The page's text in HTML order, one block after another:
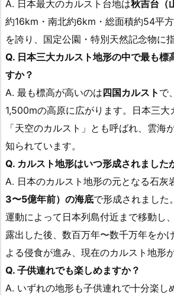
A. 日本最大のカルスト台地は秋吉台（
約16km・南北約6km・総面積約54平
を誇り、国定公園・特別天然記念物に
Q. 日本三大カルスト地形の中で最も標
すか？
A. 最も標高が高いのは四国カルスト で
1,500mの高原に広がります。日本三大
「天空のカルスト」とも呼ばれ、雲海
知られています。
Q. カルスト地形はいつ形成されました
A. 日本のカルスト地形の元となる石灰
3〜5億年前）の海底で形成されました
運動によって日本列島付近まで移動し
露出した後、数百万年〜数千万年をか
よる侵食が進み、現在のカルスト地形
Q. 子供連れでも楽しめますか？
A. いずれの地形も子供連れで十分楽し